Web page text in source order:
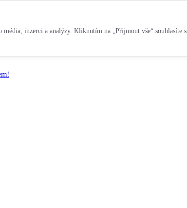
inzerci a analýzy. Kliknutím na „Přijmout vše“ souhlasíte s